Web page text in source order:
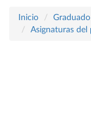
Inicio
Asignaturas del